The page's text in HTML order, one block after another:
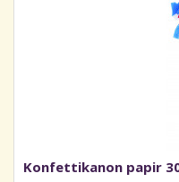
Konfettikanon papir